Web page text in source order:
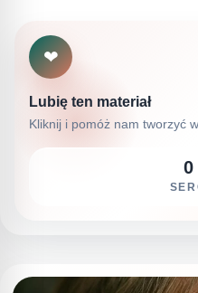
❤
Lubię ten materiał
Kliknij i pomóż nam tworzyć
0